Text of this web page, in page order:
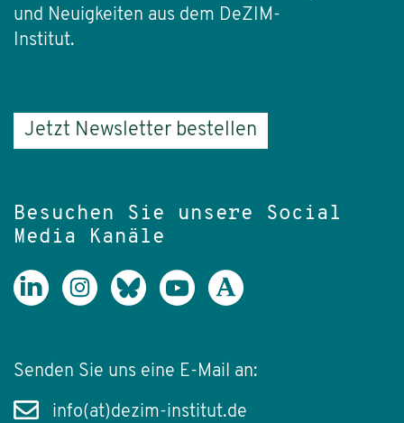
und Neuigkeiten aus dem DeZIM-
Institut.
Jetzt Newsletter bestellen
Besuchen Sie unsere Social
Media Kanäle
Senden Sie uns eine E-Mail an:
info(at)dezim-institut.de